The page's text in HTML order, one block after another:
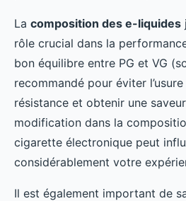
La composition des e-liquides
rôle crucial dans la
bon équilibre entre PG et VG
recommandé pour éviter
résistance et obtenir une
modification dans la
cigarette électronique peut
considérablement votre
Il est également important de